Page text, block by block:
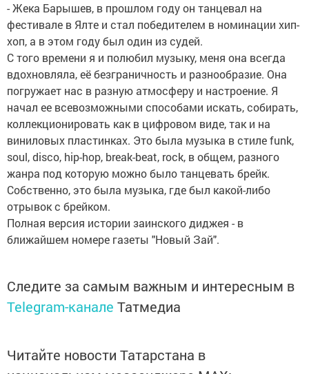
- Жека Барышев, в прошлом году он танцевал на
фестивале в Ялте и стал победителем в номинации хип-
хоп, а в этом году был один из судей.
С того времени я и полюбил музыку, меня она всегда
вдохновляла, её безграничность и разнообразие. Она
погружает нас в разную атмосферу и настроение. Я
начал ее всевозможными способами искать, собирать,
коллекционировать как в цифровом виде, так и на
виниловых пластинках. Это была музыка в стиле funk,
soul, disco, hip-hop, break-beat, rock, в общем, разного
жанра под которую можно было танцевать брейк.
Собственно, это была музыка, где был какой-либо
отрывок с брейком.
Полная версия истории заинского диджея - в
ближайшем номере газеты "Новый Зай".
Следите за самым важным и интересным в
Telegram-канале Татмедиа
Читайте новости Татарстана в